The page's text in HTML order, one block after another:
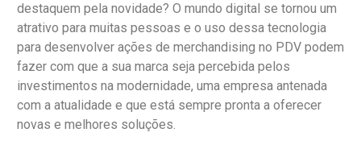
destaquem pela novidade? O mundo digital se tornou um
atrativo para muitas pessoas e o uso dessa tecnologia
para desenvolver ações de merchandising no PDV podem
fazer com que a sua marca seja percebida pelos
investimentos na modernidade, uma empresa antenada
com a atualidade e que está sempre pronta a oferecer
novas e melhores soluções.